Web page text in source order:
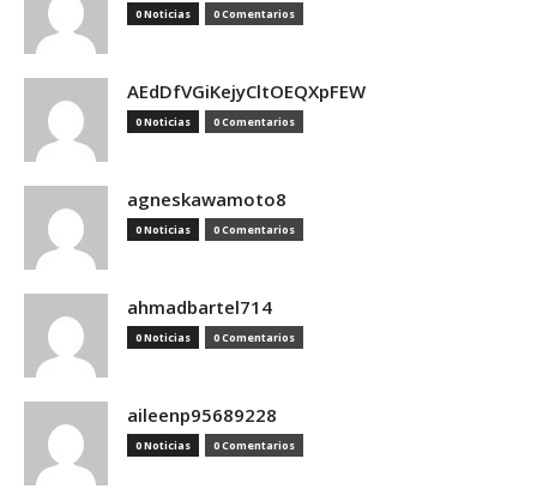
0 Noticias 0 Comentarios
AEdDfVGiKejyCltOEQXpFEW
0 Noticias 0 Comentarios
agneskawamoto8
0 Noticias 0 Comentarios
ahmadbartel714
0 Noticias 0 Comentarios
aileenp95689228
0 Noticias 0 Comentarios